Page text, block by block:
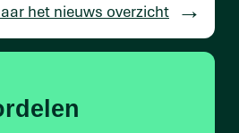
het nieuws overzicht